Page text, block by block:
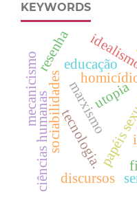
KEYWORDS
marxismo
tecnologia.
utopia
educação
sociabilidades
ciências humanas
mecanicismo
discursos
resenha